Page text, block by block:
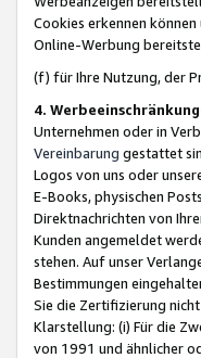
Cookies erkennen
Online-Werbung
(f) für Ihre Nutzung, der
4.
Unternehmen oder in
Vereinbarung gestattet
Logos von uns oder
E-Books, physischen
Direktnachrichten von
Kunden angemeldet
stehen. Auf unser
Bestimmungen
Sie die Zertifizierung
Klarstellung: (i) Für die
von 1991 und ähnlicher